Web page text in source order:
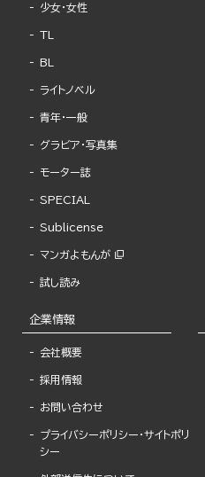
少女・女性
TL
BL
ライトノベル
青年・一般
グラビア・写真集
モーター誌
SPECIAL
Sublicense
マンガよもんが
試し読み
企業情報
会社概要
採用情報
お問い合わせ
プライバシーポリシー・サイトポリ
シー